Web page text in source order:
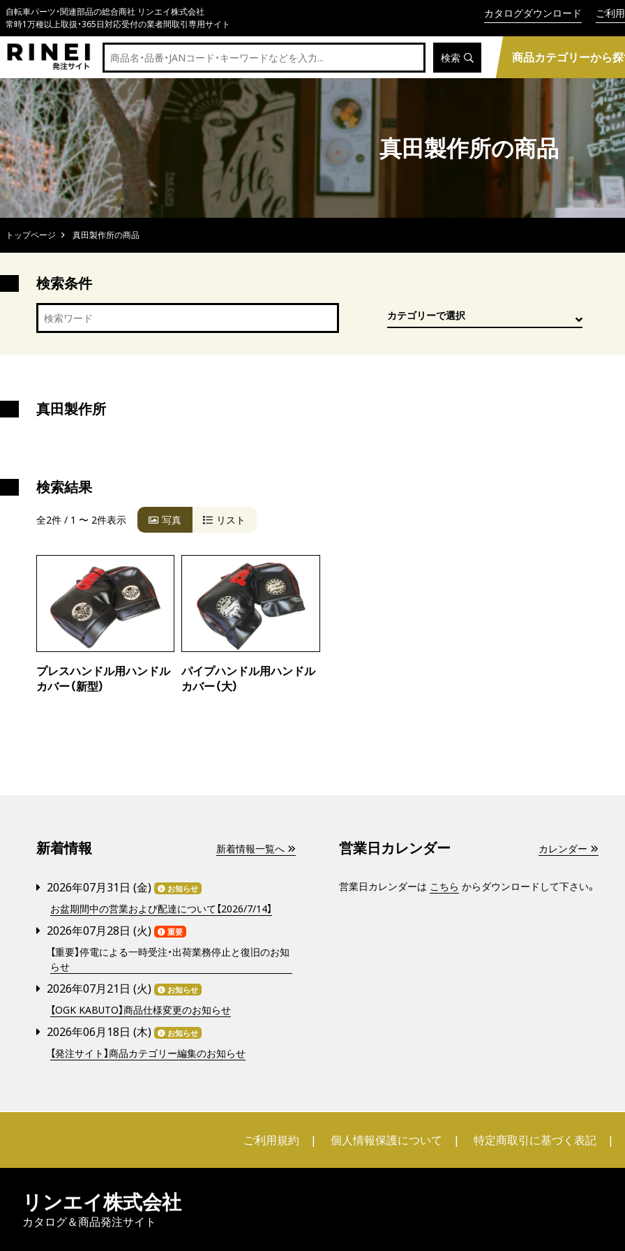
自転車パーツ・関連部品の総合商社 リンエイ株式会社
常時1万種以上取扱・365日対応受付の業者間取引専用サイト
カタログダウンロード ご利
検索 商品カテゴリーから
真田製作所の商品
トップページ 真田製作所の商品
検索条件
真田製作所
検索結果
全2件 / 1 〜 2件表示 写真 リスト
プレスハンドル用ハンドル
カバー（新型）
パイプハンドル用ハンドル
カバー（大）
新着情報 新着情報一覧へ
2026年07月31日 (金) お知らせ
お盆期間中の営業および配達について【2026/7/14】
2026年07月28日 (火) 重要
【重要】停電による一時受注・出荷業務停止と復旧のお知
らせ
2026年07月21日 (火) お知らせ
【OGK KABUTO】商品仕様変更のお知らせ
2026年06月18日 (木) お知らせ
【発注サイト】商品カテゴリー編集のお知らせ
営業日カレンダー カレンダー
営業日カレンダーは こちら からダウンロードして下さい。
ご利用規約 個人情報保護について 特定商取引に基づく表記
リンエイ株式会社
カタログ＆商品発注サイト